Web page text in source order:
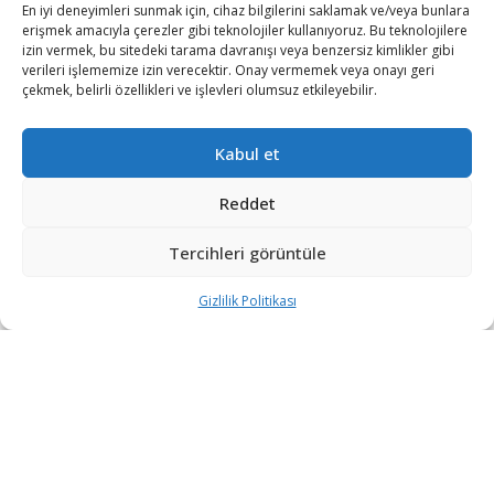
En iyi deneyimleri sunmak için, cihaz bilgilerini saklamak ve/veya bunlara
erişmek amacıyla çerezler gibi teknolojiler kullanıyoruz. Bu teknolojilere
izin vermek, bu sitedeki tarama davranışı veya benzersiz kimlikler gibi
verileri işlememize izin verecektir. Onay vermemek veya onayı geri
çekmek, belirli özellikleri ve işlevleri olumsuz etkileyebilir.
Kabul et
Reddet
Tercihleri görüntüle
Gizlilik Politikası